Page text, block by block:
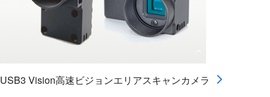
USB3 Vision高速ビジョンエリアスキャンカメラ